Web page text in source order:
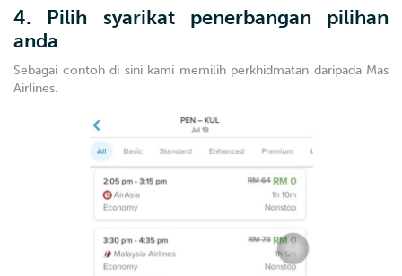
4. Pilih syarikat penerbangan pilihan
anda
Sebagai contoh di sini kami memilih perkhidmatan daripada Mas
Airlines.